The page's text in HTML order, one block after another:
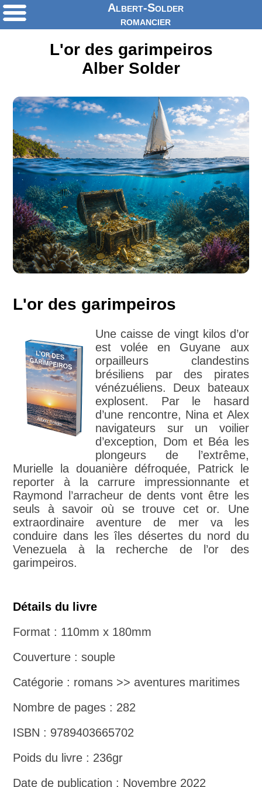
Albert-Solder
romancier
L'or des garimpeiros
Alber Solder
L'or des garimpeiros
Une caisse de vingt kilos d’or
est volée en Guyane aux
orpailleurs clandestins
brésiliens par des pirates
vénézuéliens. Deux bateaux
explosent. Par le hasard
d’une rencontre, Nina et Alex
navigateurs sur un voilier
d’exception, Dom et Béa les
plongeurs de l’extrême,
Murielle la douanière défroquée, Patrick le
reporter à la carrure impressionnante et
Raymond l’arracheur de dents vont être les
seuls à savoir où se trouve cet or. Une
extraordinaire aventure de mer va les
conduire dans les îles désertes du nord du
Venezuela à la recherche de l’or des
garimpeiros.
Détails du livre
Format : 110mm x 180mm
Couverture : souple
Catégorie : romans >> aventures maritimes
Nombre de pages : 282
ISBN : 9789403665702
Poids du livre : 236gr
Date de publication : Novembre 2022